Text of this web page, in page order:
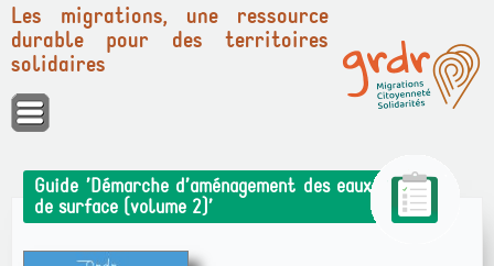
Panneau de gestion des cookies
Les migrations, une ressource
durable pour des territoires
solidaires
Guide ’Démarche d’aménagement des eaux
de surface (volume 2)’